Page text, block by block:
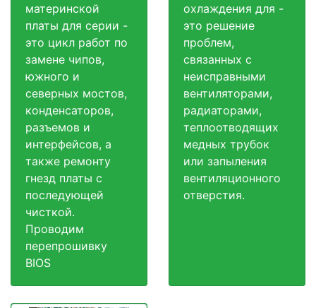
материнской
платы для серии -
это цикл работ по
замене чипов,
южного и
северных мостов,
конденсаторов,
разъемов и
интерфейсов, а
также ремонту
гнезд платы с
последующей
чисткой.
Проводим
перепрошивку
BIOS
охлаждения для -
это решение
проблем,
связанных с
неисправными
вентиляторами,
радиаторами,
теплоотводящих
медных трубок
или запыления
вентиляционного
отверстия.